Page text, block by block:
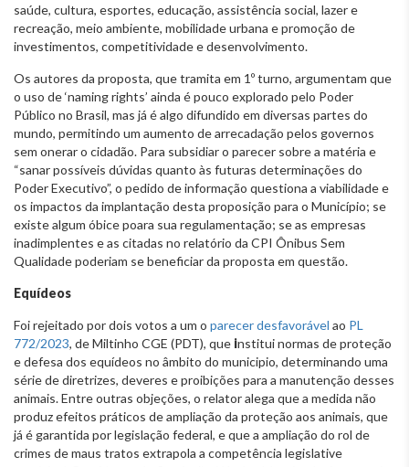
saúde, cultura, esportes, educação, assistência social, lazer e
recreação, meio ambiente, mobilidade urbana e promoção de
investimentos, competitividade e desenvolvimento.
Os autores da proposta, que tramita em 1º turno, argumentam que
o uso de ‘naming rights’ ainda é pouco explorado pelo Poder
Público no Brasil, mas já é algo difundido em diversas partes do
mundo, permitindo um aumento de arrecadação pelos governos
sem onerar o cidadão. Para subsidiar o parecer sobre a matéria e
“sanar possíveis dúvidas quanto às futuras determinações do
Poder Executivo”, o pedido de informação questiona a viabilidade e
os impactos da implantação desta proposição para o Município; se
existe algum óbice poara sua regulamentação; se as empresas
inadimplentes e as citadas no relatório da CPI Ônibus Sem
Qualidade poderiam se beneficiar da proposta em questão.
Equídeos
Foi rejeitado por dois votos a um o parecer desfavorável ao PL
772/2023, de Miltinho CGE (PDT), que institui normas de proteção
e defesa dos equídeos no âmbito do municipio, determinando uma
série de diretrizes, deveres e proibições para a manutenção desses
animais. Entre outras objeções, o relator alega que a medida não
produz efeitos práticos de ampliação da proteção aos animais, que
já é garantida por legislação federal, e que a ampliação do rol de
crimes de maus tratos extrapola a competência legislative